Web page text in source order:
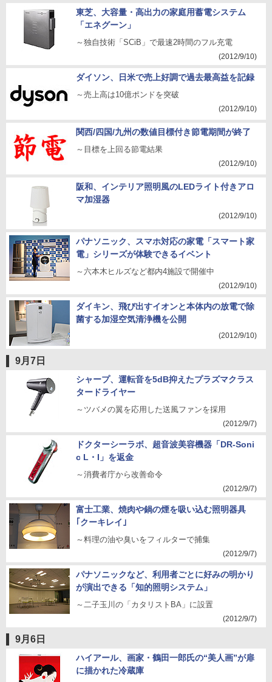
東芝、大容量・高出力の家庭用蓄電システム
「エネグーン」
～独自技術「SCiB」で最速2時間のフル充電
(2012/9/10)
ダイソン、日米で売上好調で過去最高益を記録
～売上高は10億ポンドを突破
(2012/9/10)
関西/四国/九州の数値目標付き節電期間が終了
～目標を上回る節電結果
(2012/9/10)
阪和、インテリア照明風のLEDライト付きアロ
マ加湿器
(2012/9/10)
パナソニック、スマホ対応の家電「スマート家
電」シリーズが体験できるイベント
～六本木ヒルズなど都内4施設で開催中
(2012/9/10)
ダイキン、飛び出すイオンと本体内の放電で除
菌する加湿空気清浄機を公開
(2012/9/10)
9月7日
シャープ、運転音を5dB抑えたプラズマクラス
タードライヤー
～ツバメの翼を応用した送風ファンを採用
(2012/9/7)
ドクターシーラボ、超音波美容機器「DR-Soni
c L・I」を返金
～消費者庁から改善命令
(2012/9/7)
富士工業、焼肉や鍋の煙を吸い込む照明器具
｢クーキレイ｣
～料理の油や臭いをフィルターで捕集
(2012/9/7)
パナソニックなど、利用者ごとに好みの明かり
が演出できる「知的照明システム」
～二子玉川の「カタリストBA」に設置
(2012/9/7)
9月6日
ハイアール、画家・鶴田一郎氏の“美人画”が扉
に描かれた冷蔵庫